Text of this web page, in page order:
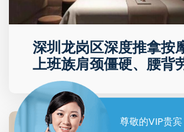
尊敬的VIP贵宾
深圳龙岗区深度推拿按
上班族肩颈僵硬、腰背